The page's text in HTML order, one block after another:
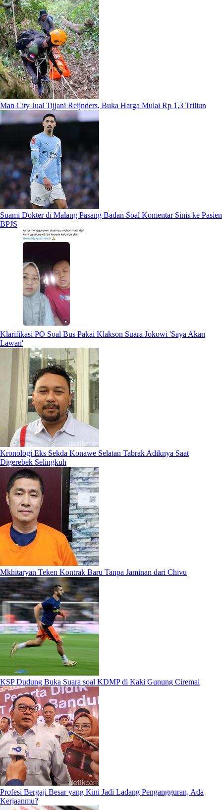
Man City Jual Tijjani Reijnders, Buka Harga Mulai Rp 1,3 Triliun
Suami Dokter di Malang Pasang Badan Soal Komentar Sinis ke Pasien
BPJS
Klarifikasi PO Soal Bus Pakai Klakson Suara Jokowi 'Saya Akan
Lawan'
Kronologi Eks Sekda Konawe Selatan Tabrak Adiknya Saat
Digerebek Selingkuh
Mkhitaryan Teken Kontrak Baru Tanpa Jaminan dari Chivu
KSP Dudung Buka Suara soal KDMP di Kaki Gunung Ciremai
Profesi Bergaji Besar yang Kini Jadi Ladang Pengangguran, Ada
Kerjaanmu?